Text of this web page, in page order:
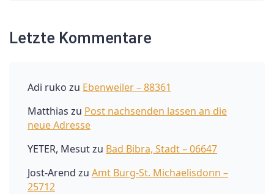
Letzte Kommentare
Adi ruko zu Ebenweiler – 88361
Matthias zu Post nachsenden lassen an die
neue Adresse
YETER, Mesutzu Bad Bibra, Stadt – 06647
Jost-Arend zu Amt Burg-St. Michaelisdonn –
25712